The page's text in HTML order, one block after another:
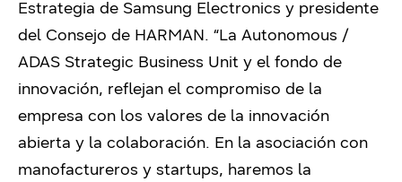
Estrategia de Samsung Electronics y presidente
del Consejo de HARMAN. “La Autonomous /
ADAS Strategic Business Unit y el fondo de
innovación, reflejan el compromiso de la
empresa con los valores de la innovación
abierta y la colaboración. En la asociación con
manofactureros y startups, haremos la